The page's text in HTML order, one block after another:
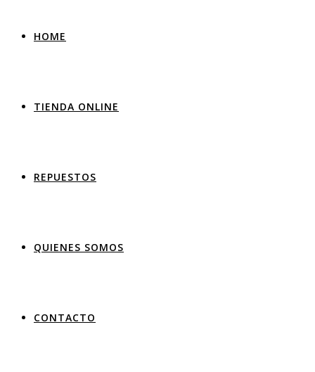
HOME
TIENDA ONLINE
REPUESTOS
QUIENES SOMOS
CONTACTO